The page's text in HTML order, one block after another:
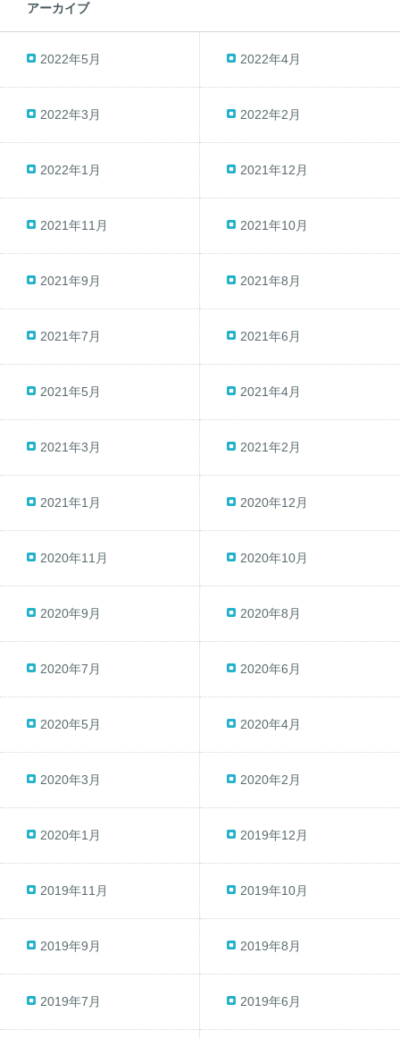
アーカイブ
2022年5月 2022年4月
2022年3月 2022年2月
2022年1月 2021年12月
2021年11月 2021年10月
2021年9月 2021年8月
2021年7月 2021年6月
2021年5月 2021年4月
2021年3月 2021年2月
2021年1月 2020年12月
2020年11月 2020年10月
2020年9月 2020年8月
2020年7月 2020年6月
2020年5月 2020年4月
2020年3月 2020年2月
2020年1月 2019年12月
2019年11月 2019年10月
2019年9月 2019年8月
2019年7月 2019年6月